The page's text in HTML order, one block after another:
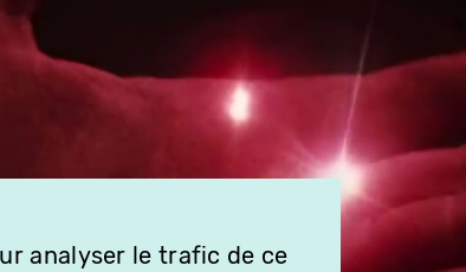
analyser le trafic de ce